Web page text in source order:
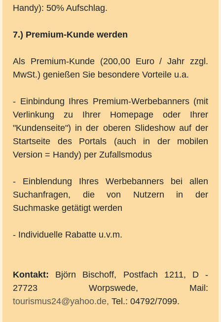
Handy): 50% Aufschlag.
7.) Premium-Kunde werden
Als Premium-Kunde (200,00 Euro / Jahr zzgl.
MwSt.) genießen Sie besondere Vorteile u.a.
- Einbindung Ihres Premium-Werbebanners (mit
Verlinkung zu Ihrer Homepage oder Ihrer
"Kundenseite") in der oberen Slideshow auf der
Startseite des Portals (auch in der mobilen
Version = Handy) per Zufallsmodus
- Einblendung Ihres Werbebanners bei allen
Suchanfragen, die von Nutzern in der
Suchmaske getätigt werden
- Individuelle Rabatte u.v.m.
Kontakt: Björn Bischoff, Postfach 1211, D -
27723 Worpswede, Mail:
tourismus24@yahoo.de, Tel.: 04792/7099.